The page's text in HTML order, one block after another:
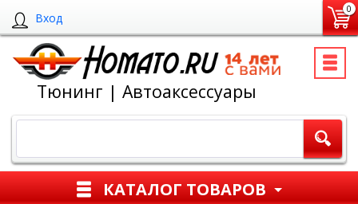
Вход
0
Тюнинг | Автоаксессуары
КАТАЛОГ ТОВАРОВ